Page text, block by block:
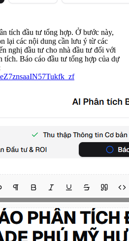
tích đầu tư tổng hợp. Ở bước này,
lại các nội dung cần lưu ý từ các
nghị đầu tư cho nhà đầu tư đối với
tích. Báo cáo đầu tư tổng hợp của dự